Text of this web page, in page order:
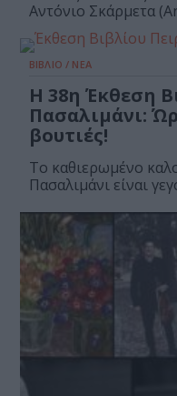
Αντόνιο Σκάρμετα
ΒΙΒΛΙΟ / ΝΕΑ
Η 38η Έκθεση
Πασαλιμάνι:
βουτιές!
Το καθιερωμένο
Πασαλιμάνι είναι